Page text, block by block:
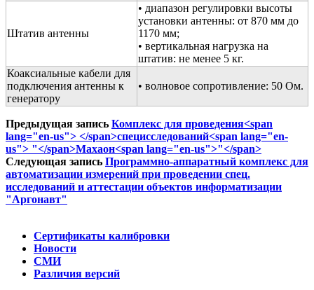
Штатив антенны
• диапазон регулировки высоты
установки антенны: от 870 мм до
1170 мм;
• вертикальная нагрузка на
штатив: не менее 5 кг.
Коаксиальные кабели для
подключения антенны к
генератору
• волновое сопротивление: 50 Ом.
Предыдущая запись Комплекс для проведения<span
lang="en-us"> </span>специсследований<span lang="en-
us"> "</span>Махаон<span lang="en-us">"</span>
Следующая запись Программно-аппаратный комплекс для
автоматизации измерений при проведении спец.
исследований и аттестации объектов информатизации
"Аргонавт"
Сертификаты калибровки
Новости
СМИ
Различия версий